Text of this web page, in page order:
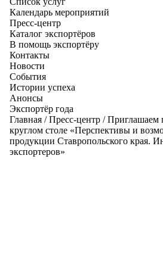
Календарь мероприятий
Пресс-центр
Каталог экспортёров
В помощь экспортёру
Контакты
Новости
События
Истории успеха
Анонсы
Экспортёр года
Главная /Пресс-центр /Приглашаем
круглом столе «Перспективы и
продукции Ставропольского края.
экспортеров»